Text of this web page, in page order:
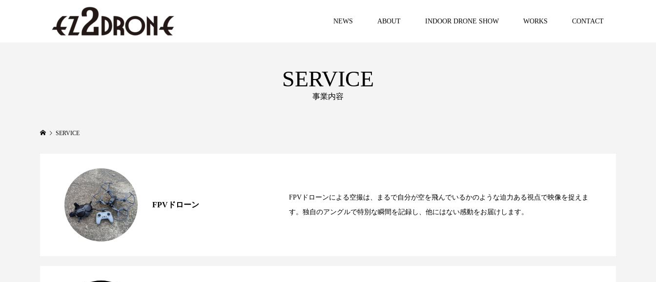
NEWS ABOUT INDOOR DRONE SHOW WORKS CONTACT
SERVICE
事業内容
SERVICE
FPVドローン
FPVドローンによる空撮は、まるで自分が空を飛んでいるかのような迫力ある視点で映像を捉えま
す。独自のアングルで特別な瞬間を記録し、他にはない感動をお届けします。